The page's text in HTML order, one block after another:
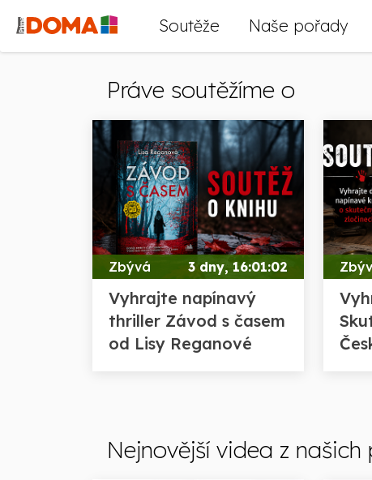
Soutěže Naše pořady
Práve soutěžíme o
Zbývá 3 dny, 16:01:00
Vyhrajte napínavý
thriller Závod s časem
od Lisy Reganové
Nejnovější videa z našich